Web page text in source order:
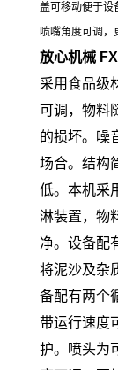
盖可移动便于设
喷嘴角度可调，
放心机械
采用食品级
可调，物料
的损坏。噪
场合。结构
低。 本机采
淋装置，物
净。设备配
将泥沙及杂
备配有两个
带运行速度
护。喷头为